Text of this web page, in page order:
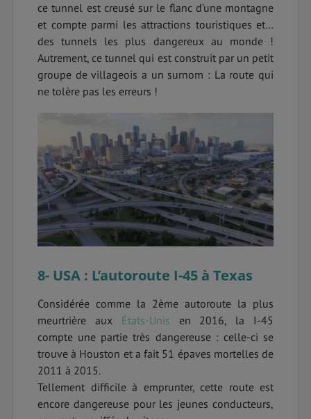
ce tunnel est creusé sur le flanc d’une montagne
et compte parmi les attractions touristiques et…
des tunnels les plus dangereux au monde !
Autrement, ce tunnel qui est construit par un petit
groupe de villageois a un surnom : La route qui
ne tolère pas les erreurs !
8- USA : L’autoroute I-45 à Texas
Considérée comme la 2ème autoroute la plus
meurtrière aux États-Unis en 2016, la I-45
compte une partie très dangereuse : celle-ci se
trouve à Houston et a fait 51 épaves mortelles de
2011 à 2015.
Tellement difficile à emprunter, cette route est
encore dangereuse pour les jeunes conducteurs,